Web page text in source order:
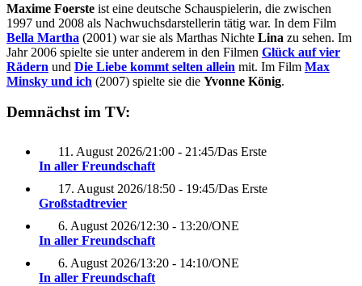
Maxime Foerste ist eine deutsche Schauspielerin, die zwischen
1997 und 2008 als Nachwuchsdarstellerin tätig war. In dem Film
Bella Martha (2001) war sie als Marthas Nichte Lina zu sehen. Im
Jahr 2006 spielte sie unter anderem in den Filmen Glück auf vier
Rädern und Die Liebe kommt selten allein mit. Im Film Max
Minsky und ich (2007) spielte sie die Yvonne König.
Demnächst im TV:
11. August 2026/21:00 - 21:45/Das Erste
In aller Freundschaft
17. August 2026/18:50 - 19:45/Das Erste
Großstadtrevier
6. August 2026/12:30 - 13:20/ONE
In aller Freundschaft
6. August 2026/13:20 - 14:10/ONE
In aller Freundschaft